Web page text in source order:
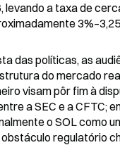
levando a taxa de
das políticas, as
do mercado
visam pôr fim à
a SEC e a CFTC;
o SOL como
regulatório